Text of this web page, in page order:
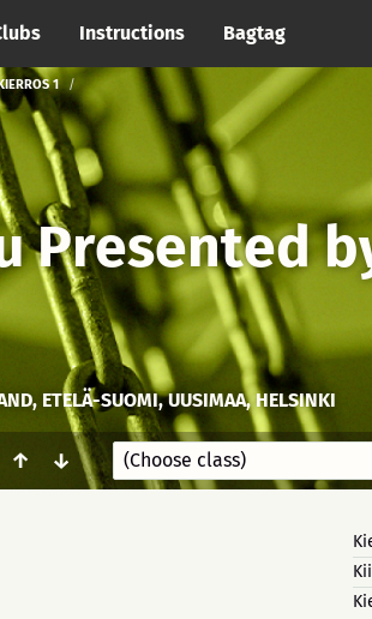
Instructions Bagtag
1
Presented
ETELÄ-SUOMI, UUSIMAA, HELSINKI
↑ ↓